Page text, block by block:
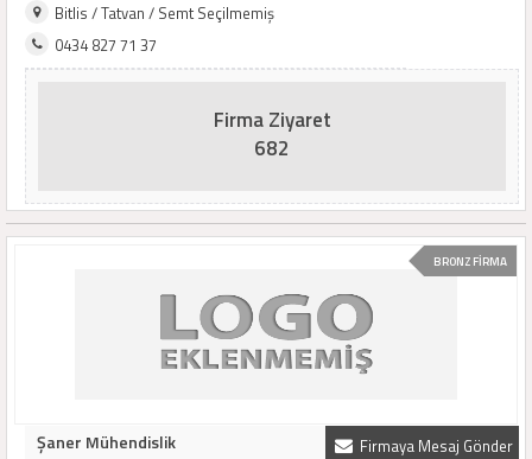
Bitlis / Tatvan / Semt Seçilmemiş
0434 827 71 37
Firma Ziyaret
682
BRONZ FİRMA
Firmaya Mesaj Gönder
Şaner Mühendislik